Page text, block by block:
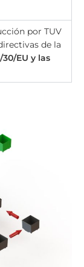
por TUV
de la
30/EU y las